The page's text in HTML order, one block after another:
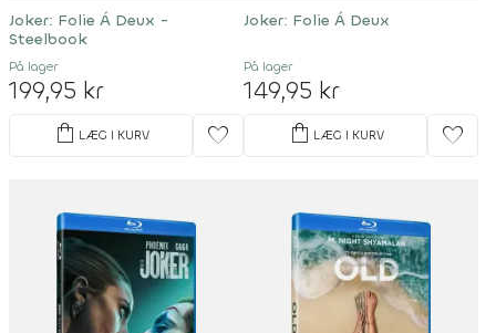
Joker: Folie Á Deux -
Steelbook
På lager
199,95 kr
shopping_bag LÆG I KURV favorite
Joker: Folie Á Deux
På lager
149,95 kr
shopping_bag LÆG I KURV favorite